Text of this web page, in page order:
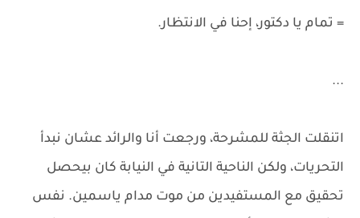
= تمام يا دكتور، إحنا في الانتظار.
...
اتنقلت الجثة للمشرحة، ورجعت أنا والرائد عشان نبدأ
التحريات، ولكن الناحية التانية في النيابة كان بيحصل
تحقيق مع المستفيدين من موت مدام ياسمين. نفس